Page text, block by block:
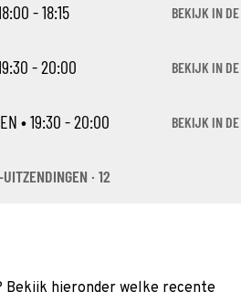
- 18:15 BEKIJK IN
- 20:00 BEKIJK IN
• 19:30 - 20:00 BEKIJK IN
· 12
Bekijk hieronder welke recente